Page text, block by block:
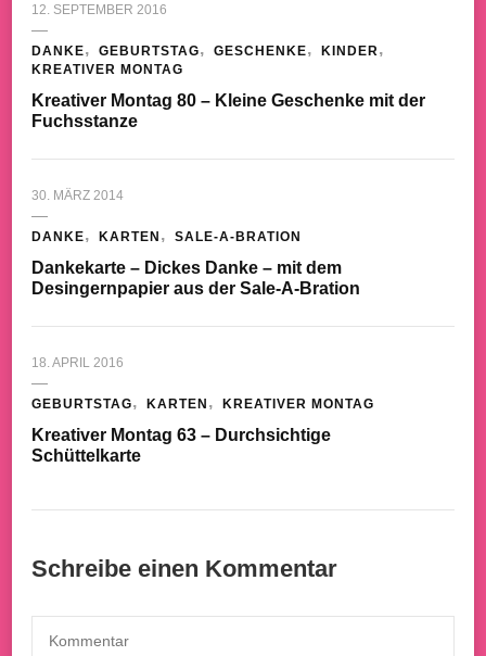
12. SEPTEMBER 2016
DANKE GEBURTSTAG GESCHENKE
KINDER
KREATIVER MONTAG
Kreativer Montag 80 – Kleine Geschenke mit der
Fuchsstanze
30. MÄRZ 2014
DANKE KARTEN SALE-A-BRATION
Dankekarte – Dickes Danke – mit dem
Desingernpapier aus der Sale-A-Bration
18. APRIL 2016
GEBURTSTAG KARTEN KREATIVER MONTAG
Kreativer Montag 63 – Durchsichtige
Schüttelkarte
Schreibe einen Kommentar